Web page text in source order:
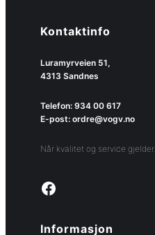
Kontaktinfo
Luramyrveien 51,
4313 Sandnes
Telefon: 934 00 617
E-post: ordre@vogv.no
Når kvalitet og service gjelder.
Link to facebook page
Informasjon